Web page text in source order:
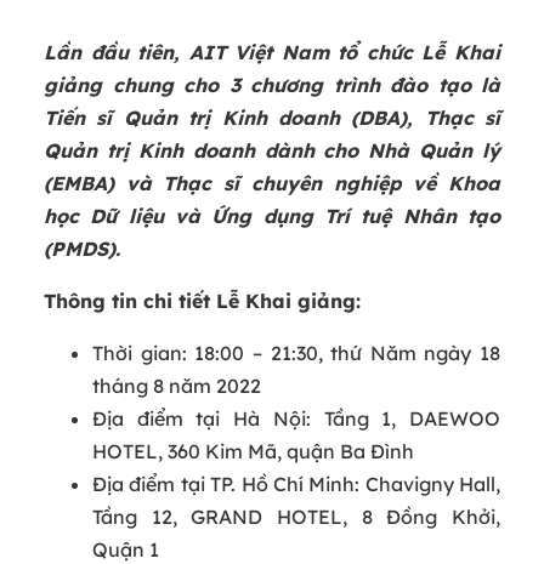
Lần đầu tiên, AIT Việt Nam tổ chức Lễ Khai
giảng chung cho 3 chương trình đào tạo là
Tiến sĩ Quản trị Kinh doanh (DBA), Thạc sĩ
Quản trị Kinh doanh dành cho Nhà Quản lý
(EMBA) và Thạc sĩ chuyên nghiệp về Khoa
học Dữ liệu và Ứng dụng Trí tuệ Nhân tạo
(PMDS).
Thông tin chi tiết Lễ Khai giảng:
Thời gian: 18:00 – 21:30, thứ Năm ngày 18
tháng 8 năm 2022
Địa điểm tại Hà Nội: Tầng 1, DAEWOO
HOTEL, 360 Kim Mã, quận Ba Đình
Địa điểm tại TP. Hồ Chí Minh: Chavigny Hall,
Tầng 12, GRAND HOTEL, 8 Đồng Khởi,
Quận 1